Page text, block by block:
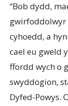
“Bob dydd,
gwirfoddolwyr
cyhoedd, a
cael eu gweld
ffordd wych o
swyddogion,
Dyfed-Powys.